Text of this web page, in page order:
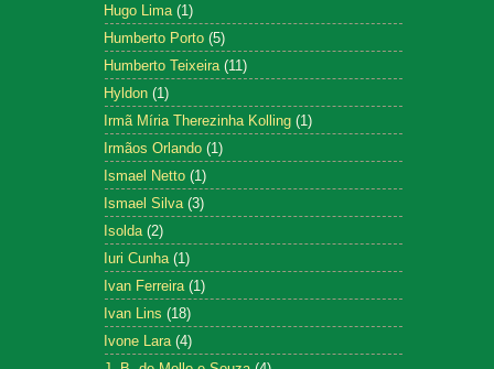
Hugo Lima (1)
Humberto Porto (5)
Humberto Teixeira (11)
Hyldon (1)
Irmã Míria Therezinha Kolling (1)
Irmãos Orlando (1)
Ismael Netto (1)
Ismael Silva (3)
Isolda (2)
Iuri Cunha (1)
Ivan Ferreira (1)
Ivan Lins (18)
Ivone Lara (4)